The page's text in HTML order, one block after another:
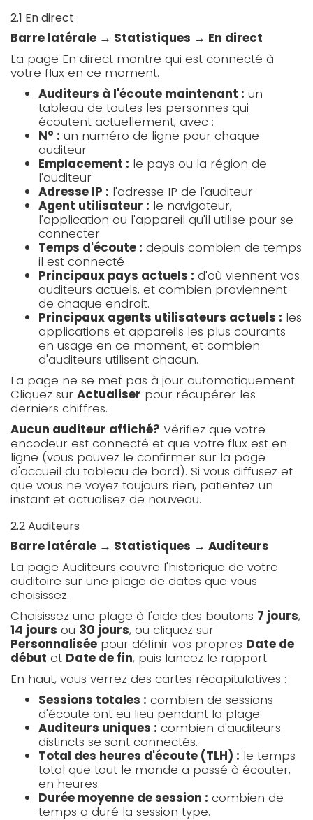
2.1 En direct
Barre latérale → Statistiques → En direct
La page En direct montre qui est connecté à
votre flux en ce moment.
Auditeurs à l'écoute maintenant : un
tableau de toutes les personnes qui
écoutent actuellement, avec :
N° : un numéro de ligne pour chaque
auditeur
Emplacement : le pays ou la région de
l'auditeur
Adresse IP : l'adresse IP de l'auditeur
Agent utilisateur : le navigateur,
l'application ou l'appareil qu'il utilise pour se
connecter
Temps d'écoute : depuis combien de temps
il est connecté
Principaux pays actuels : d'où viennent vos
auditeurs actuels, et combien proviennent
de chaque endroit.
Principaux agents utilisateurs actuels : les
applications et appareils les plus courants
en usage en ce moment, et combien
d'auditeurs utilisent chacun.
La page ne se met pas à jour automatiquement.
Cliquez sur Actualiser pour récupérer les
derniers chiffres.
Aucun auditeur affiché? Vérifiez que votre
encodeur est connecté et que votre flux est en
ligne (vous pouvez le confirmer sur la page
d'accueil du tableau de bord). Si vous diffusez et
que vous ne voyez toujours rien, patientez un
instant et actualisez de nouveau.
2.2 Auditeurs
Barre latérale → Statistiques → Auditeurs
La page Auditeurs couvre l'historique de votre
auditoire sur une plage de dates que vous
choisissez.
Choisissez une plage à l'aide des boutons 7 jours,
14 jours ou 30 jours, ou cliquez sur
Personnalisée pour définir vos propres Date de
début et Date de fin, puis lancez le rapport.
En haut, vous verrez des cartes récapitulatives :
Sessions totales : combien de sessions
d'écoute ont eu lieu pendant la plage.
Auditeurs uniques : combien d'auditeurs
distincts se sont connectés.
Total des heures d'écoute (TLH) : le temps
total que tout le monde a passé à écouter,
en heures.
Durée moyenne de session : combien de
temps a duré la session type.